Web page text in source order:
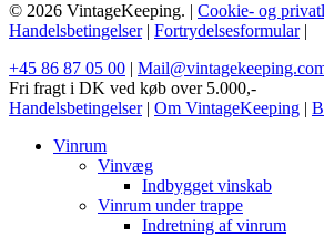
© 2026 VintageKeeping. | Cookie- og
Handelsbetingelser| Fortrydelsesformular|
+45 86 87 05 00 |
Fri fragt i DK ved køb over 5.000,-
Handelsbetingelser| Om VintageKeeping |
Vinrum
Vinvæg
Indbygget vinskab
Vinrum under trappe
Indretning af vinrum